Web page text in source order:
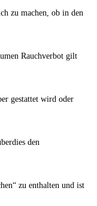
zu machen, ob in den
Rauchverbot gilt
gestattet wird oder
den
zu enthalten und ist